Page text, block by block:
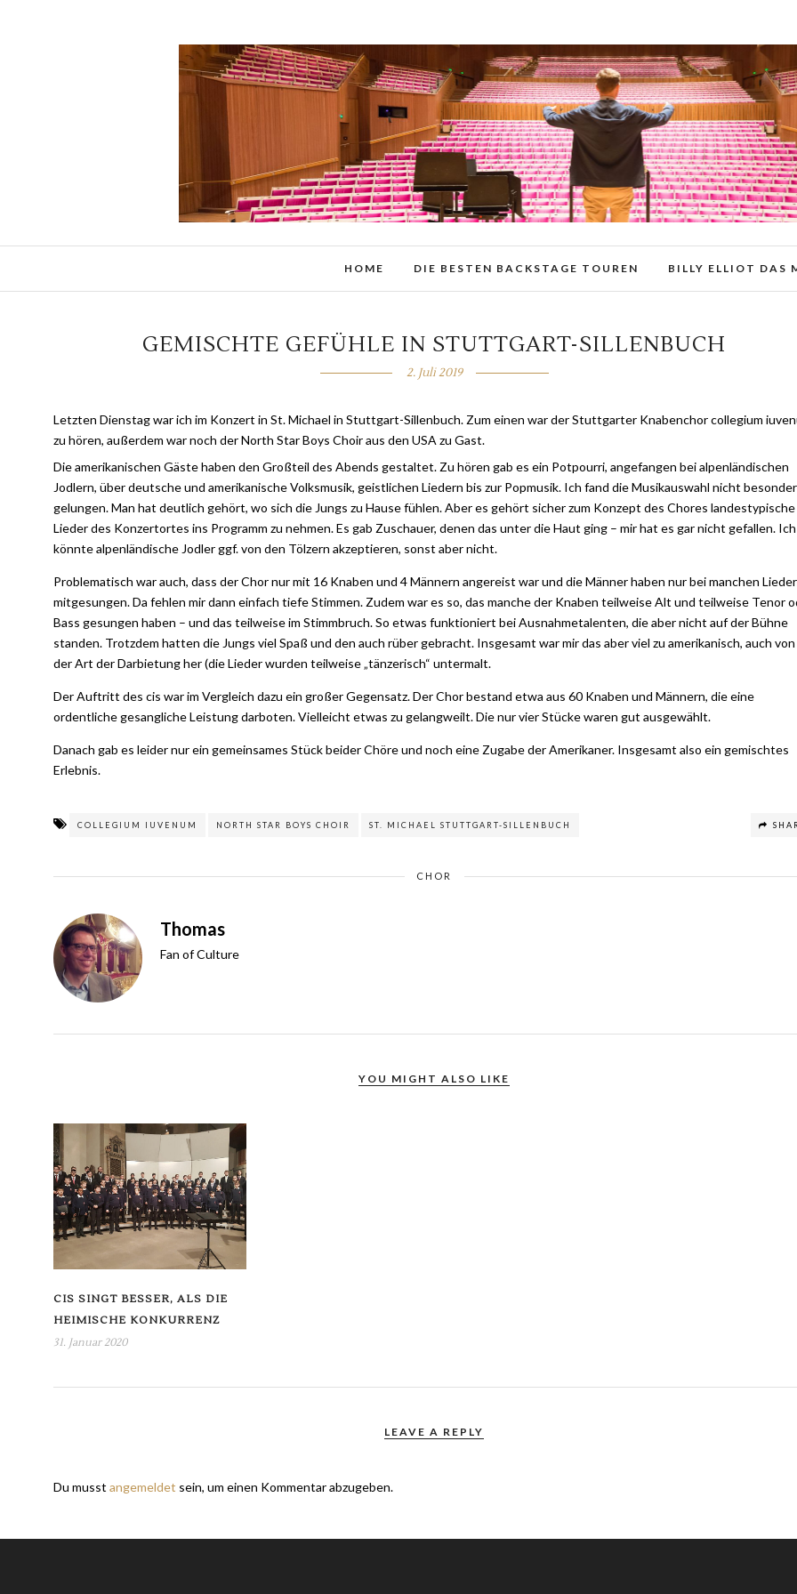
HOME DIE BESTEN BACKSTAGE TOUREN BILLY ELLIOT DAS
GEMISCHTE GEFÜHLE IN STUTTGART-SILLENBUCH
2. Juli 2019
Letzten Dienstag war ich im Konzert in St. Michael in Stuttgart-Sillenbuch. Zum einen war der Stuttgarter Knabenchor collegium
zu hören, außerdem war noch der North Star Boys Choir aus den USA zu Gast.
Die amerikanischen Gäste haben den Großteil des Abends gestaltet. Zu hören gab es ein Potpourri, angefangen bei alpenländischen
Jodlern, über deutsche und amerikanische Volksmusik, geistlichen Liedern bis zur Popmusik. Ich fand die Musikauswahl nicht
gelungen. Man hat deutlich gehört, wo sich die Jungs zu Hause fühlen. Aber es gehört sicher zum Konzept des Chores landestypische
Lieder des Konzertortes ins Programm zu nehmen. Es gab Zuschauer, denen das unter die Haut ging – mir hat es gar nicht gefallen. Ich
könnte alpenländische Jodler ggf. von den Tölzern akzeptieren, sonst aber nicht.
Problematisch war auch, dass der Chor nur mit 16 Knaben und 4 Männern angereist war und die Männer haben nur bei manchen
mitgesungen. Da fehlen mir dann einfach tiefe Stimmen. Zudem war es so, das manche der Knaben teilweise Alt und teilweise Tenor
Bass gesungen haben – und das teilweise im Stimmbruch. So etwas funktioniert bei Ausnahmetalenten, die aber nicht auf der Bühne
standen. Trotzdem hatten die Jungs viel Spaß und den auch rüber gebracht. Insgesamt war mir das aber viel zu amerikanisch, auch von
der Art der Darbietung her (die Lieder wurden teilweise „tänzerisch“ untermalt.
Der Auftritt des cis war im Vergleich dazu ein großer Gegensatz. Der Chor bestand etwa aus 60 Knaben und Männern, die eine
ordentliche gesangliche Leistung darboten. Vielleicht etwas zu gelangweilt. Die nur vier Stücke waren gut ausgewählt.
Danach gab es leider nur ein gemeinsames Stück beider Chöre und noch eine Zugabe der Amerikaner. Insgesamt also ein gemischtes
Erlebnis.
COLLEGIUM IUVENUM NORTH STAR BOYS CHOIR ST. MICHAEL STUTTGART-SILLENBUCH
CHOR
Thomas
Fan of Culture
YOU MIGHT ALSO LIKE
CIS SINGT BESSER, ALS DIE
HEIMISCHE KONKURRENZ
31. Januar 2020
LEAVE A REPLY
Du musst angemeldet sein, um einen Kommentar abzugeben.